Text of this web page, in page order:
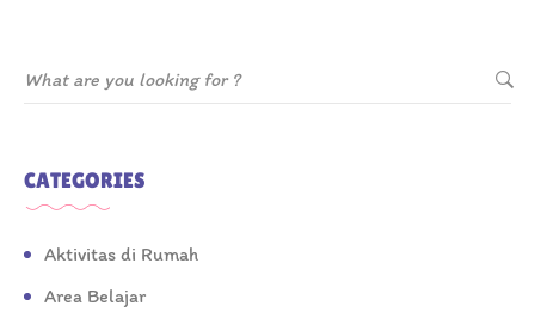
CATEGORIES
Aktivitas di Rumah
Area Belajar